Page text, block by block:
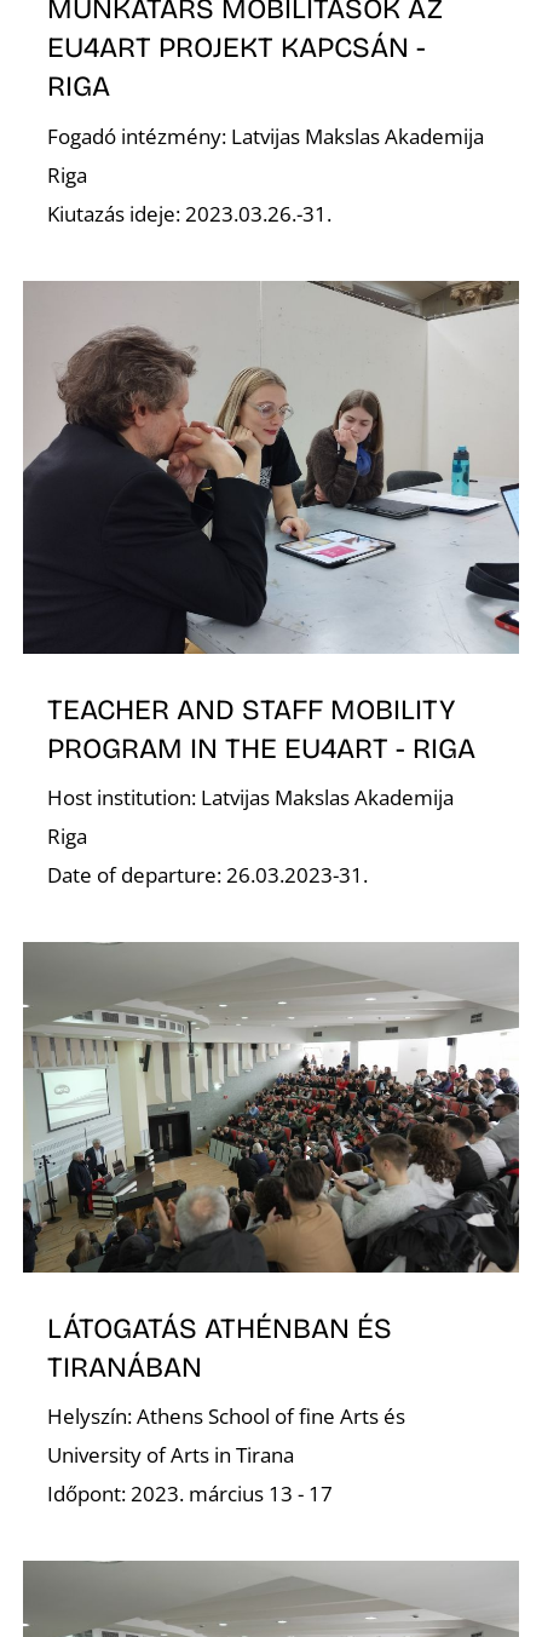
MUNKATÁRS MOBILITÁSOK AZ
EU4ART PROJEKT KAPCSÁN -
RIGA
Fogadó intézmény: Latvijas Makslas Akademija
Riga
Kiutazás ideje: 2023.03.26.-31.
TEACHER AND STAFF MOBILITY
PROGRAM IN THE EU4ART - RIGA
Host institution: Latvijas Makslas Akademija
Riga
Date of departure: 26.03.2023-31.
LÁTOGATÁS ATHÉNBAN ÉS
TIRANÁBAN
Helyszín: Athens School of fine Arts és
University of Arts in Tirana
Időpont: 2023. március 13 - 17